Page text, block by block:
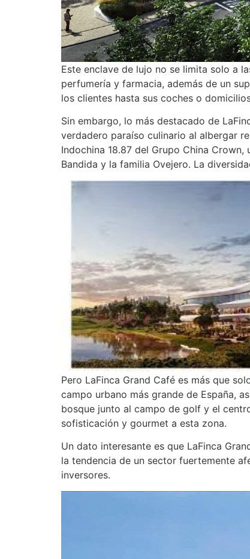
Este enclave de lujo no se limita solo a
perfumería y farmacia, además de un
los clientes hasta sus coches o
Sin embargo, lo más destacado de
verdadero paraíso culinario al albergar
Indochina 18.87 del Grupo China
Bandida y la familia Ovejero. La
Pero LaFinca Grand Café es más que
campo urbano más grande de España,
bosque junto al campo de golf y el
sofisticación y gourmet a esta zona.
Un dato interesante es que LaFinca
la tendencia de un sector fuertemente
inversores.